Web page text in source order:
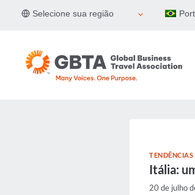
Selecione sua região
TENDÊNCIAS
Itália:
20 de julho